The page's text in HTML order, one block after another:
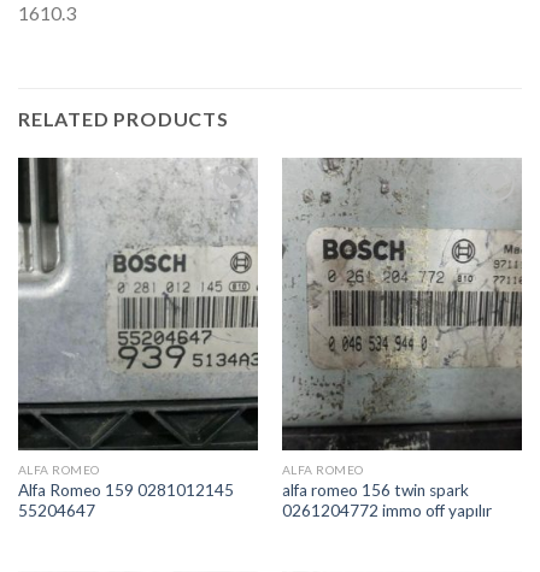
1610.3
RELATED PRODUCTS
İstek
Listeme
Ekle
ALFA ROMEO
Alfa Romeo 159 0281012145
55204647
İstek
Listeme
Ekle
ALFA ROMEO
alfa romeo 156 twin spark
0261204772 immo off yapılır